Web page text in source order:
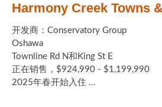
Harmony Creek Towns
开发商：Conservatory Group
Oshawa
Townline Rd N和King St E
正在销售，$924,990 - $1,199,990
2025年春开始入住 ...